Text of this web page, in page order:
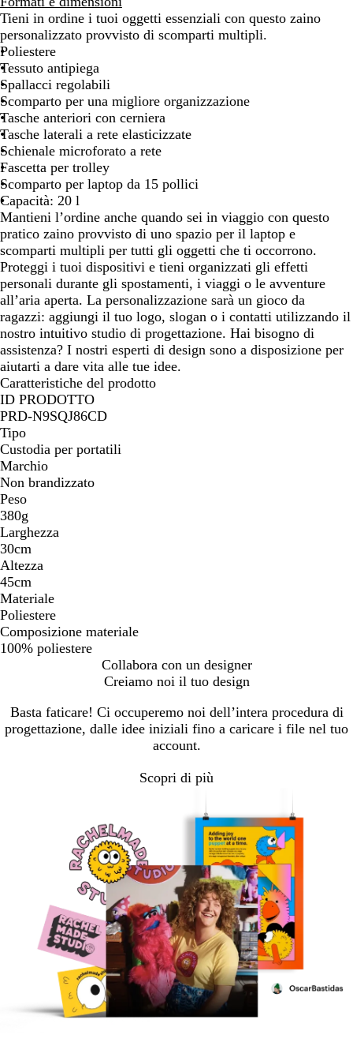
r
o
u
r
e
a
l
e
u
n
a
v
y
r
d
e
p
r
a
t
o
i
g
i
o
e
n
a
Tieni in ordine i tuoi oggetti essenziali con questo zaino
personalizzato provvisto di scomparti multipli.
Poliestere
Tessuto antipiega
Spallacci regolabili
Scomparto per una migliore organizzazione
Tasche anteriori con cerniera
Tasche laterali a rete elasticizzate
Schienale microforato a rete
Fascetta per trolley
Scomparto per laptop da 15 pollici
Capacità: 20 l
Mantieni l’ordine anche quando sei in viaggio con questo
pratico zaino provvisto di uno spazio per il laptop e
scomparti multipli per tutti gli oggetti che ti occorrono.
Proteggi i tuoi dispositivi e tieni organizzati gli effetti
personali durante gli spostamenti, i viaggi o le avventure
all’aria aperta. La personalizzazione sarà un gioco da
ragazzi: aggiungi il tuo logo, slogan o i contatti utilizzando il
nostro intuitivo studio di progettazione. Hai bisogno di
assistenza? I nostri esperti di design sono a disposizione per
aiutarti a dare vita alle tue idee.
Caratteristiche del prodotto
ID PRODOTTO
PRD-N9SQJ86CD
Tipo
Custodia per portatili
Marchio
Non brandizzato
Peso
380g
Larghezza
30cm
Altezza
45cm
Materiale
Poliestere
Composizione materiale
100% poliestere
Collabora con un designer
Creiamo noi il tuo design
Basta faticare! Ci occuperemo noi dell’intera procedura di
progettazione, dalle idee iniziali fino a caricare i file nel tuo
account.
Scopri di più